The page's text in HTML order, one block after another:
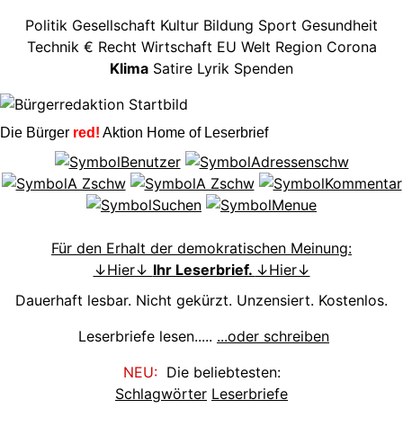
Politik Gesellschaft Kultur Bildung Sport Gesundheit
Technik € Recht Wirtschaft EU Welt Region Corona
Klima Satire Lyrik Spenden
Die Bürger red! Aktion Home of Leserbrief
Für den Erhalt der demokratischen Meinung:
↓Hier↓ Ihr Leserbrief. ↓Hier↓
Dauerhaft lesbar. Nicht gekürzt. Unzensiert. Kostenlos.
Leserbriefe lesen..... ...oder schreiben
NEU:Die beliebtesten:
Schlagwörter Leserbriefe